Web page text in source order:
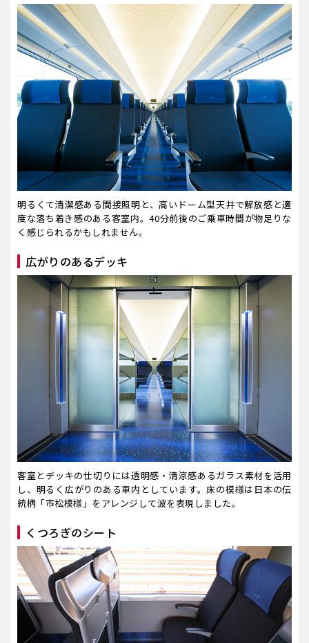
明るくて清潔感ある間接照明と、高いドーム型天井で解放感と適
度な落ち着き感のある客室内。40分前後のご乗車時間が物足りな
く感じられるかもしれません。
広がりのあるデッキ
客室とデッキの仕切りには透明感・清涼感あるガラス素材を活用
し、明るく広がりのある車内としています。床の模様は日本の伝
統柄「市松模様」をアレンジして波を表現しました。
くつろぎのシート